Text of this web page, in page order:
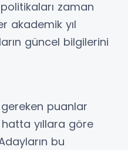
zaman
akademik yıl
güncel bilgilerini
puanlar
yıllara göre
bu